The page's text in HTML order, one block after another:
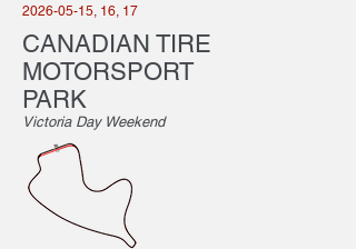
2026-05-15, 16, 17
CANADIAN TIRE
MOTORSPORT
PARK
Victoria Day Weekend